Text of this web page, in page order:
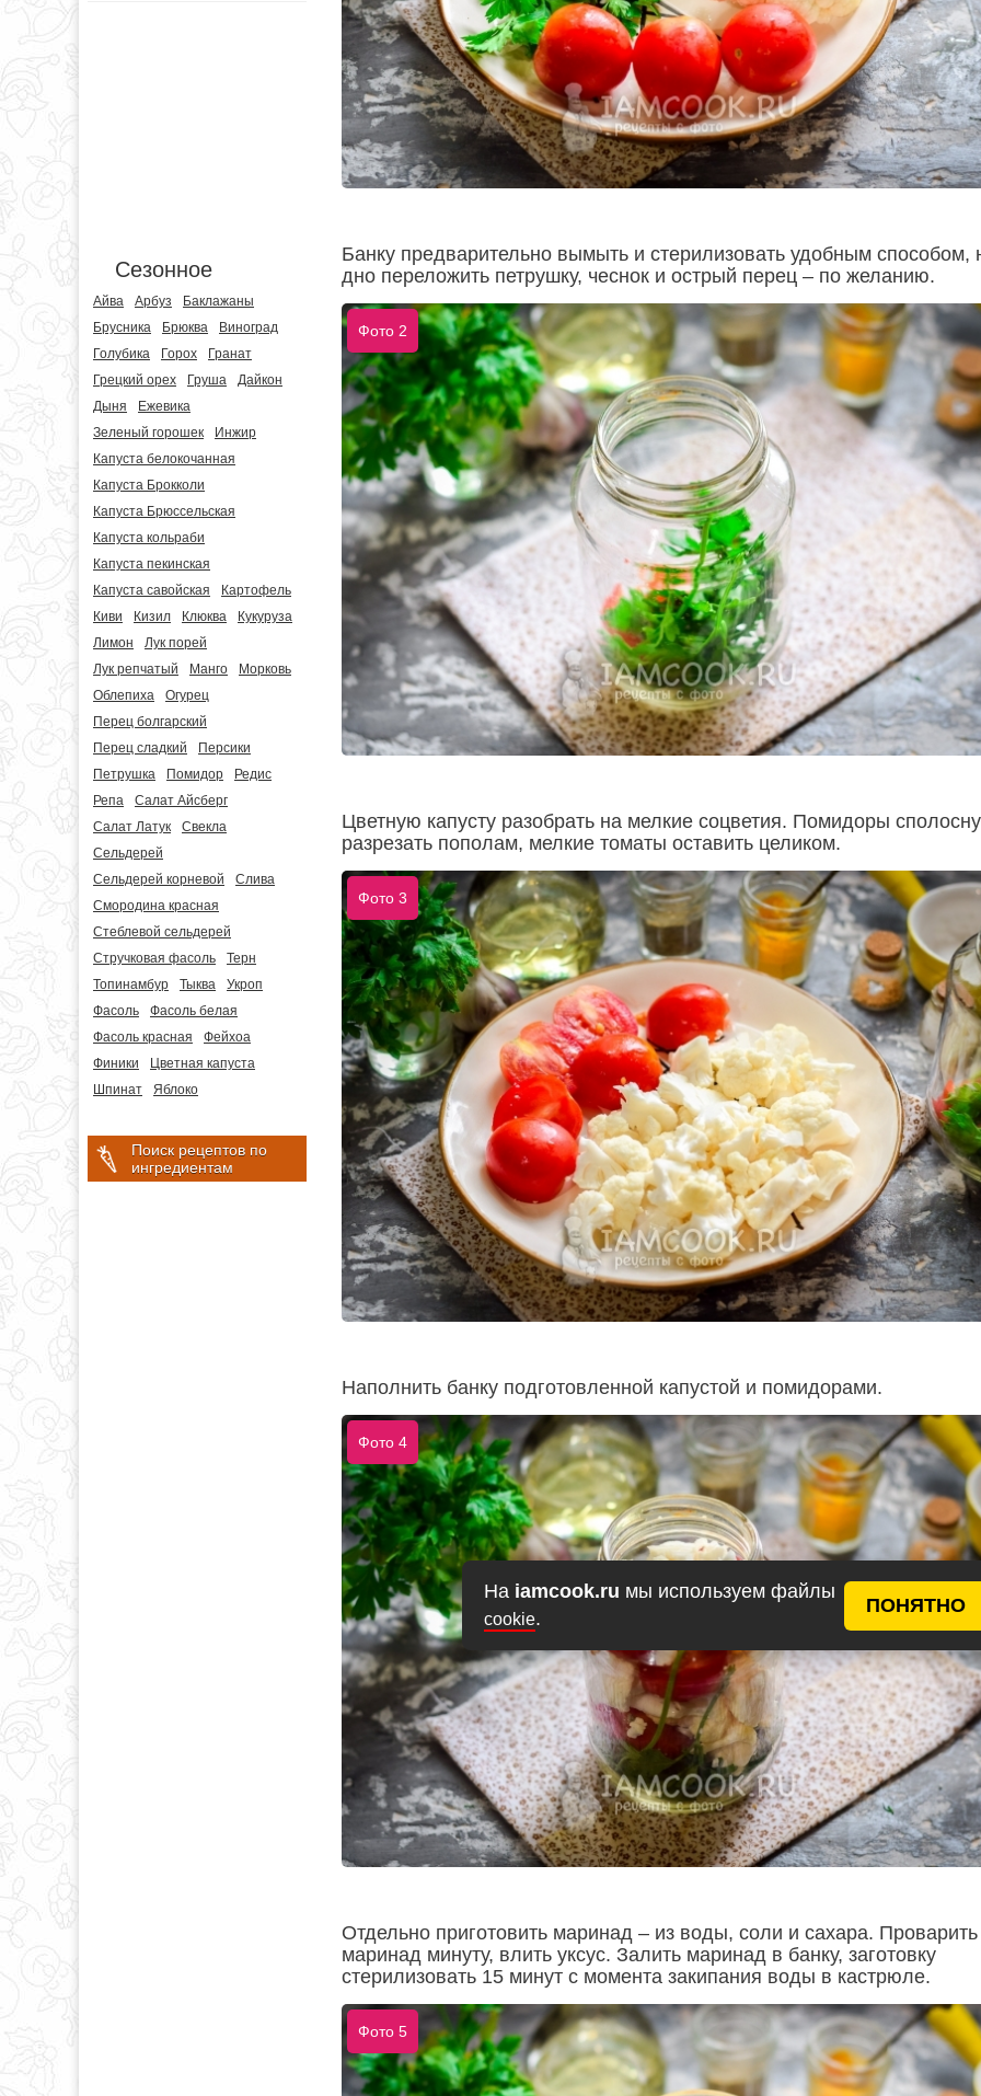
На iamcook.ru мы используем файлы
cookie.
ПОНЯТНО
Сезонное
Айва Арбуз
Баклажаны
Брусника
Брюква
Виноград
Голубика
Горох
Гранат
Грецкий орех
Груша
Дайкон
Дыня
Ежевика
Зеленый горошек
Инжир
Капуста белокочанная
Капуста Брокколи
Капуста Брюссельская
Капуста кольраби
Капуста пекинская
Капуста савойская
Картофель
Киви
Кизил Клюква
Кукуруза
Лимон
Лук порей
Лук репчатый
Манго
Морковь
Облепиха
Огурец
Перец болгарский
Перец сладкий
Персики
Петрушка
Помидор
Редис
Репа
Салат Айсберг
Салат Латук
Свекла
Сельдерей
Сельдерей корневой
Слива
Смородина красная
Стеблевой сельдерей
Стручковая фасоль
Терн
Топинамбур
Тыква
Укроп
Фасоль
Фасоль белая
Фасоль красная
Фейхоа
Финики
Цветная капуста
Шпинат
Яблоко
Поиск рецептов по
ингредиентам
Банку предварительно вымыть и стерилизовать удобным способом,
дно переложить петрушку, чеснок и острый перец – по желанию.
Фото 2
Цветную капусту разобрать на мелкие соцветия. Помидоры
разрезать пополам, мелкие томаты оставить целиком.
Фото 3
Наполнить банку подготовленной капустой и помидорами.
Фото 4
Отдельно приготовить маринад – из воды, соли и сахара. Проварить
маринад минуту, влить уксус. Залить маринад в банку, заготовку
стерилизовать 15 минут с момента закипания воды в кастрюле.
Фото 5